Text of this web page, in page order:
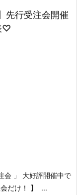
先行受注会開催
♡
会 」 大好評開催中で
だけ！ 】 ...